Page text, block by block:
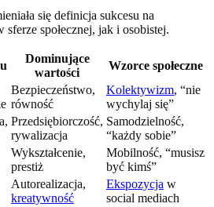
się definicja sukcesu na
społecznej, jak i osobistej.
Dominujące
wartości
Wzorce społeczne
Bezpieczeństwo,
równość
Kolektywizm, “nie
wychylaj się”
Przedsiębiorczość,
rywalizacja
Samodzielność,
“każdy sobie”
Wykształcenie,
prestiż
Mobilność, “musisz
być kimś”
Autorealizacja,
kreatywność
Ekspozycja w
social mediach